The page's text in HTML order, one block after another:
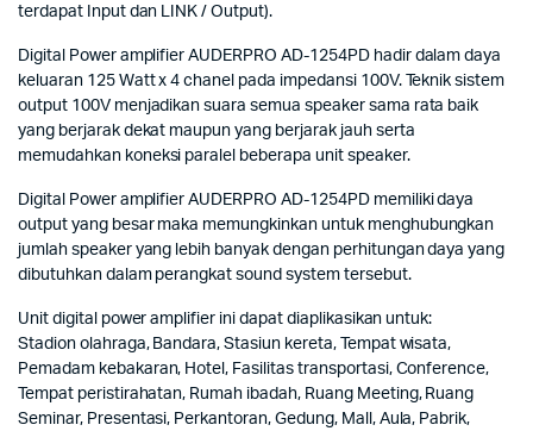
terdapat Input dan LINK / Output).
Digital Power amplifier AUDERPRO AD-1254PD hadir dalam daya
keluaran 125 Watt x 4 chanel pada impedansi 100V. Teknik sistem
output 100V menjadikan suara semua speaker sama rata baik
yang berjarak dekat maupun yang berjarak jauh serta
memudahkan koneksi paralel beberapa unit speaker.
Digital Power amplifier AUDERPRO AD-1254PD memiliki daya
output yang besar maka memungkinkan untuk menghubungkan
jumlah speaker yang lebih banyak dengan perhitungan daya yang
dibutuhkan dalam perangkat sound system tersebut.
Unit digital power amplifier ini dapat diaplikasikan untuk:
Stadion olahraga, Bandara, Stasiun kereta, Tempat wisata,
Pemadam kebakaran, Hotel, Fasilitas transportasi, Conference,
Tempat peristirahatan, Rumah ibadah, Ruang Meeting, Ruang
Seminar, Presentasi, Perkantoran, Gedung, Mall, Aula, Pabrik,